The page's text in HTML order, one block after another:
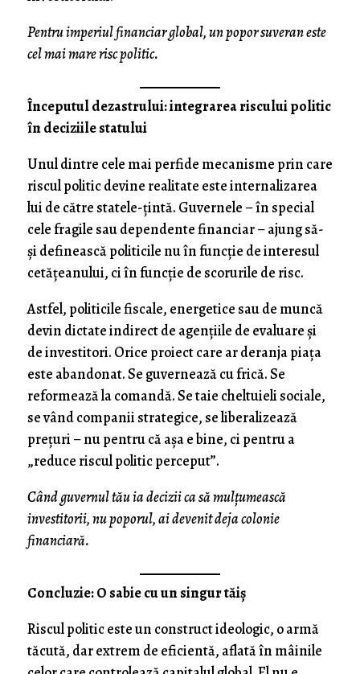
Pentru imperiul financiar global, un popor suveran este
cel mai mare risc politic.
Începutul dezastrului: integrarea riscului politic
în deciziile statului
Unul dintre cele mai perfide mecanisme prin care
riscul politic devine realitate este internalizarea
lui de către statele-țintă. Guvernele – în special
cele fragile sau dependente financiar – ajung să-
și definească politicile nu în funcție de interesul
cetățeanului, ci în funcție de scorurile de risc.
Astfel, politicile fiscale, energetice sau de muncă
devin dictate indirect de agențiile de evaluare și
de investitori. Orice proiect care ar deranja piața
este abandonat. Se guvernează cu frică. Se
reformează la comandă. Se taie cheltuieli sociale,
se vând companii strategice, se liberalizează
prețuri – nu pentru că așa e bine, ci pentru a
„reduce riscul politic perceput”.
Când guvernul tău ia decizii ca să mulțumească
investitorii, nu poporul, ai devenit deja colonie
financiară.
Concluzie: O sabie cu un singur tăiș
Riscul politic este un construct ideologic, o armă
tăcută, dar extrem de eficientă, aflată în mâinile